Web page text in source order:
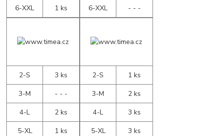
6-XXL
1 ks
6-XXL
- - -
2-S
3 ks
3-M
- - -
4-L
2 ks
5-XL
1 ks
2-S
1 ks
3-M
2 ks
4-L
3 ks
5-XL
3 ks